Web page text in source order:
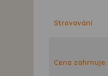
Stravování
Cena zahrnuje